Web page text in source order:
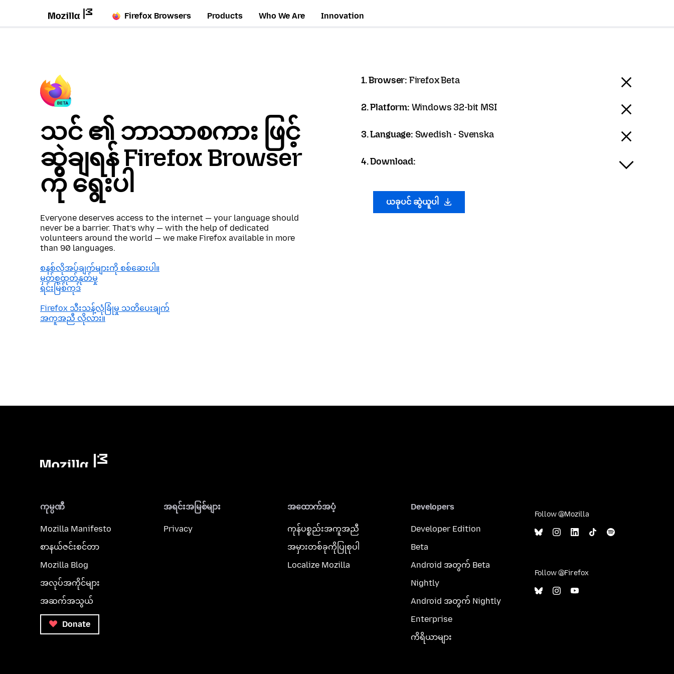
Firefox Browsers Products Who We Are Innovation
သင် ၏ ဘာသာစကား ဖြင့်
ဆွဲချရန် Firefox Browser
ကို ရွေးပါ
Everyone deserves access to the internet — your language should
never be a barrier. That’s why — with the help of dedicated
volunteers around the world — we make Firefox available in more
than 90 languages.
စနစ်လိုအပ်ချက်များကို စစ်ဆေးပါ။
မှတ်စုထုတ်နုတ်မှု
ရင်းမြစ်ကုဒ်
Firefox သီးသန့်လုံခြုံမှု သတိပေးချက်
အကူအညီ လိုလား။
1. Browser: Firefox Beta
2. Platform: Windows 32-bit MSI
3. Language: Swedish - Svenska
4. Download:
ယခုပင် ဆွဲယူပါ
ကုမ္ပဏီ
Mozilla Manifesto
စာနယ်ဇင်းစင်တာ
Mozilla Blog
အလုပ်အကိုင်များ
အဆက်အသွယ်
Donate
အရင်းအမြစ်များ
Privacy
အထောက်အပံ့
ကုန်ပစ္စည်းအကူအညီ
အမှားတစ်ခုကိုပြုစုပါ
Localize Mozilla
Developers
Developer Edition
Beta
Android အတွက် Beta
Nightly
Android အတွက် Nightly
Enterprise
ကိရိယာများ
Follow @Mozilla
Follow @Firefox